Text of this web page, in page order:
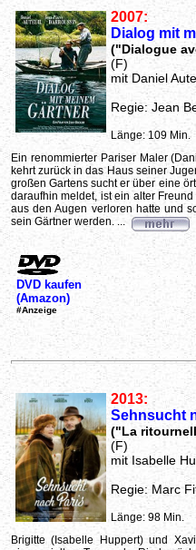
2007:
Dialog mit
("Dialogue
(F)
mit Daniel
Regie: Jean
Länge: 109 Min.
Ein renommierter Pariser Maler
kehrt zurück in das Haus seiner
großen Gartens sucht er über eine
daraufhin meldet, ist ein alter
aus den Augen verloren hatte und
sein Gärtner werden. ...
DVD kaufen
(Amazon)
#Anzeige
2013:
Sehnsucht
("La
(F)
mit Isabelle
Regie: Marc
Länge: 98 Min.
Brigitte (Isabelle Huppert) und